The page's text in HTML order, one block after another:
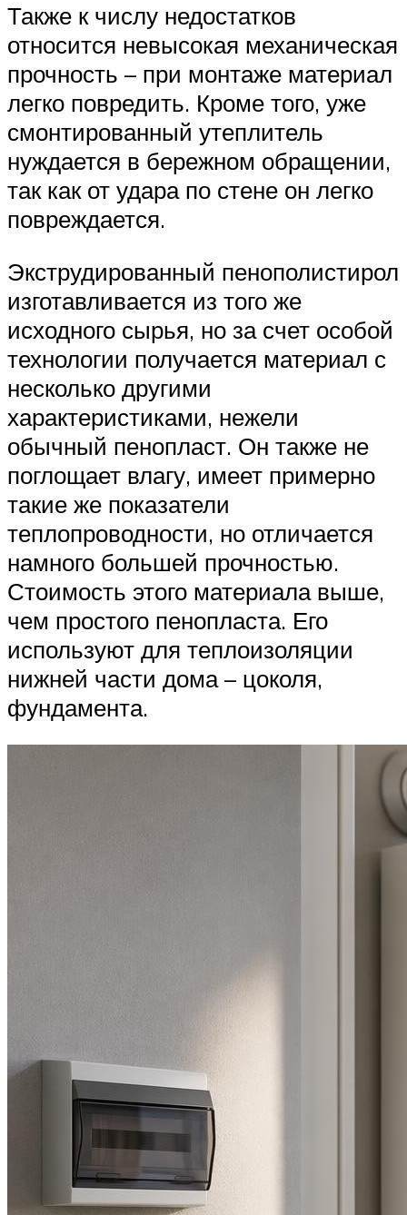
Также к числу недостатков
относится невысокая механическая
прочность – при монтаже материал
легко повредить. Кроме того, уже
смонтированный утеплитель
нуждается в бережном обращении,
так как от удара по стене он легко
повреждается.
Экструдированный пенополистирол
изготавливается из того же
исходного сырья, но за счет особой
технологии получается материал с
несколько другими
характеристиками, нежели
обычный пенопласт. Он также не
поглощает влагу, имеет примерно
такие же показатели
теплопроводности, но отличается
намного большей прочностью.
Стоимость этого материала выше,
чем простого пенопласта. Его
используют для теплоизоляции
нижней части дома – цоколя,
фундамента.